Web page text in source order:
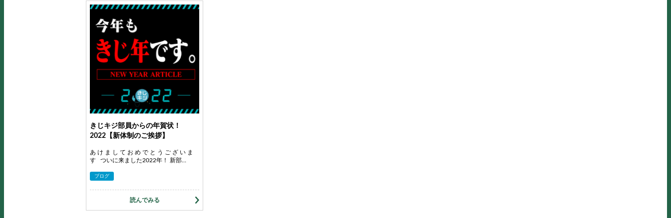
きじキジ部員からの年賀状！
2022【新体制のご挨拶】
あ け ま し て お め で と う ご ざ い ま
す ついに来ました2022年！ 新部…
ブログ
読んでみる